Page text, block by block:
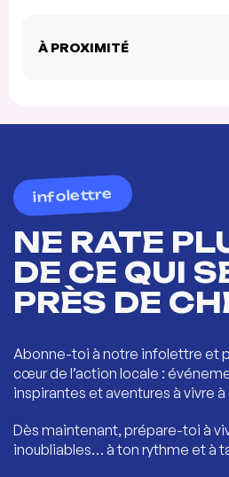
À PROXIMITÉ
infolettre
NE RATE
DE CE QUI
PRÈS DE
Abonne-toi à notre infolettre et
cœur de l’action locale :
inspirantes et aventures à vivre
Dès maintenant, prépare-toi à
inoubliables… à ton rythme et à